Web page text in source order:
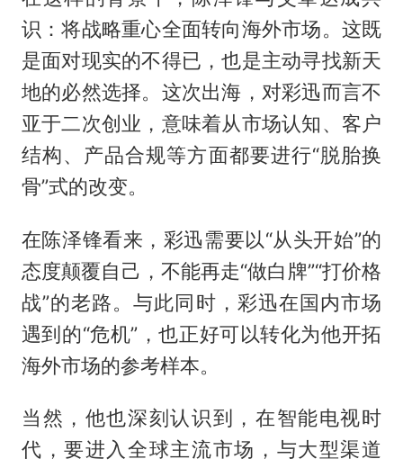
识：将战略重心全面转向海外市场。这既
是面对现实的不得已，也是主动寻找新天
地的必然选择。这次出海，对彩迅而言不
亚于二次创业，意味着从市场认知、客户
结构、产品合规等方面都要进行“脱胎换
骨”式的改变。
在陈泽锋看来，彩迅需要以“从头开始”的
态度颠覆自己，不能再走“做白牌”“打价格
战”的老路。与此同时，彩迅在国内市场
遇到的“危机”，也正好可以转化为他开拓
海外市场的参考样本。
当然，他也深刻认识到，在智能电视时
代，要进入全球主流市场，与大型渠道